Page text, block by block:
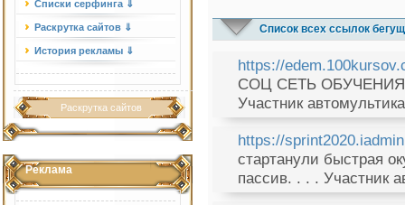
Списки серфинга ⇓
Раскрутка сайтов ⇓
История рекламы ⇓
Раскрутка сайтов
Реклама
Список всех ссылок
https://
СОЦ СЕТЬ
Участник
https://
стартанули быстрая
пассив. . . . Участник